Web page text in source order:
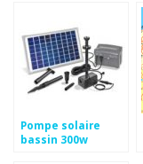
Pompe solaire
bassin 300w